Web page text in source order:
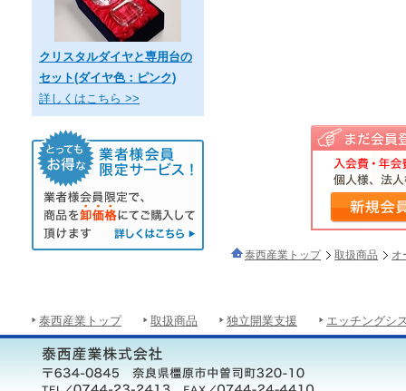
クリスタルダイヤと専用台の
セット(ダイヤ色：ピンク)
詳しくはこちら >>
泰西産業トップ 取扱商品 オ
泰西産業トップ 取扱商品 独立開業支援 エッチングシ